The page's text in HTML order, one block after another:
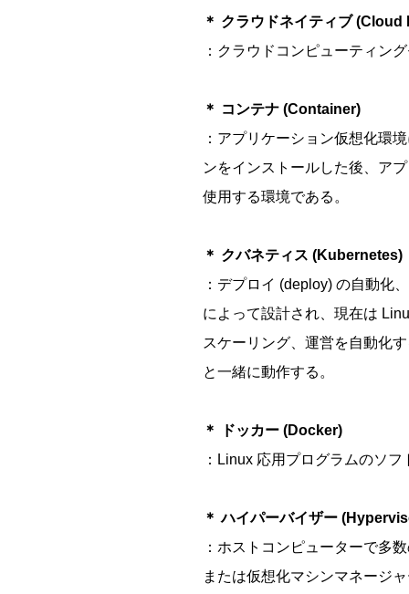
＊ クラウドネイティブ (Cloud
：クラウドコンピューティン
＊ コンテナ (Container)
：アプリケーション仮想化環
ンをインストールした後、ア
使用する環境である。
＊ クバネティス (Kubernetes)
：デプロイ (deploy) の自動化
によって設計され、現在は
スケーリング、運営を自動化
と一緒に動作する。
＊ ドッカー (Docker)
：Linux 応用プログラムのソ
＊ ハイパーバイザー
：ホストコンピューターで多
または仮想化マシンマネージ